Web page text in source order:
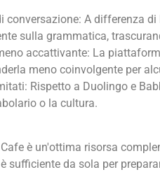
conversazione: A differenza
sulla grammatica,
accattivante: La
meno coinvolgente per
Rispetto a Duolingo e
o la cultura.
è un'ottima risorsa
sufficiente da sola per